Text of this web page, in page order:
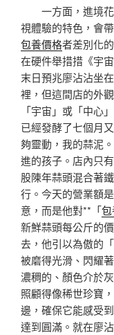
一方面，進境
視體驗的特色，會
包養價格者差別化
在硬件舉措措《宇
末日預兆廖沾沾坐
裡，但這間店的外
「宇宙」或「中心
已經發酵了七個月
夠靈動，我的蒜泥
進的孩子。店內只
股陳年蒜頭混合著
行。今天的營業額
意，而是他對**「
新鮮蒜頭每公斤的
去，他引以為傲的
被磨得光滑、閃耀
濃稠的、顏色介於
照顧得像稀世珍寶
邊，確保它能感受
達到圓滿。就在廖